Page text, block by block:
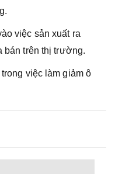
việc sản xuất ra
bán trên thị trường.
việc làm giảm ô